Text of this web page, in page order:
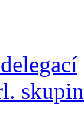
skupin